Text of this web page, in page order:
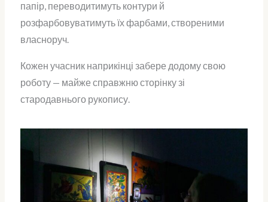
папір, переводитимуть контури й
розфарбовуватимуть їх фарбами, створеними
власноруч.
Кожен учасник наприкінці забере додому свою
роботу — майже справжню сторінку зі
стародавнього рукопису.